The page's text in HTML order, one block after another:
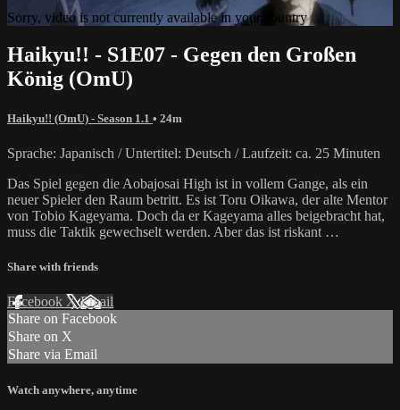
Sorry, video is not currently available in your country
Haikyu!! - S1E07 - Gegen den Großen
König (OmU)
Haikyu!! (OmU) - Season 1.1 • 24m
Sprache: Japanisch / Untertitel: Deutsch / Laufzeit: ca. 25 Minuten
Das Spiel gegen die Aobajosai High ist in vollem Gange, als ein
neuer Spieler den Raum betritt. Es ist Toru Oikawa, der alte Mentor
von Tobio Kageyama. Doch da er Kageyama alles beigebracht hat,
muss die Taktik gewechselt werden. Aber das ist riskant …
Share with friends
Facebook XEmail
Share on Facebook
Share on X
Share via Email
Watch anywhere, anytime